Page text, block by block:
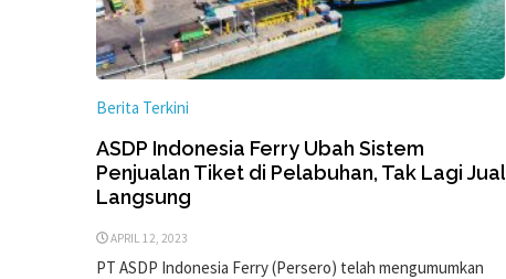
Berita Terkini
ASDP Indonesia Ferry Ubah Sistem
Penjualan Tiket di Pelabuhan, Tak Lagi Jual
Langsung
APRIL 12, 2023
PT ASDP Indonesia Ferry (Persero) telah mengumumkan